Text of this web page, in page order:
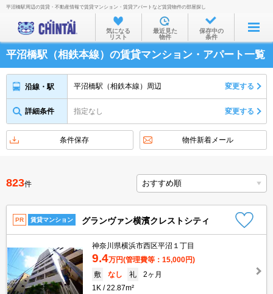
お部屋を探す
沿線・駅から
住所から
家賃相場から
物件特集から
不動産会社から
TOP
平沼橋駅周辺の賃貸・不動産情報で賃貸マンション・賃貸アパートなど賃貸物件の部屋探し
気になる
リスト
最近見た
物件
保存中の
条件
平沼橋駅（相鉄本線）の賃貸マンション・アパート一覧
沿線・駅 平沼橋駅（相鉄本線）周辺 変更する
詳細条件 指定なし 変更する
条件保存 物件新着メール
823件
PR 賃貸マンション グランヴァン横濱クレストシティ
神奈川県横浜市西区平沼１丁目
9.4万円(管理費等：15,000円)
敷
なし 礼
2ヶ月
1K
22.87m²